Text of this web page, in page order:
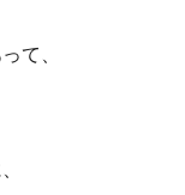
て、